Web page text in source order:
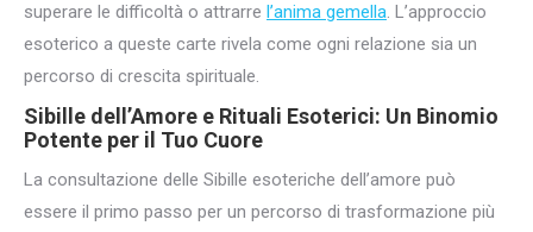
superare le difficoltà o attrarre l’anima gemella. L’approccio
esoterico a queste carte rivela come ogni relazione sia un
percorso di crescita spirituale.
Sibille dell’Amore e Rituali Esoterici: Un Binomio
Potente per il Tuo Cuore
La consultazione delle Sibille esoteriche dell’amore può
essere il primo passo per un percorso di trasformazione più